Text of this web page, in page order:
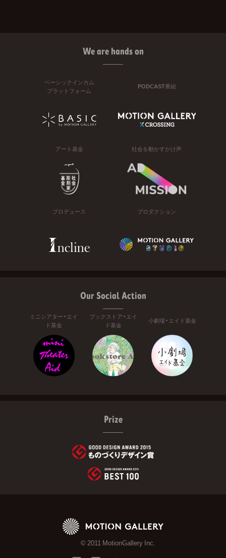
We are hands on
ベーシックインカム
プラットフォーム
PODCAST番組
アート基金 社会を動かすかけ声
プロデュース プロダクション
Our Social Action
ミニシアター・エイ
ド基金
ブックストア・エイ
ド基金
小劇場・エイド基金
Prize
© 2011 MotionGallery Inc.